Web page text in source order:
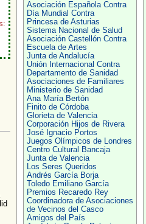
Asociación Española Contra
Día Mundial Contra
Princesa de Asturias
Sistema Nacional de Salud
Asociación Castellón Contra
Escuela de Artes
Junta de Andalucía
Unión Internacional Contra
Departamento de Sanidad
Asociaciones de Familiares
Ministerio de Sanidad
Ana María Bertón
Finito de Córdoba
Glorieta de Valencia
Corporación Hijos de Rivera
José Ignacio Portos
Juegos Olímpicos de Londres
Centro Cultural Bancaja
Junta de Valencia
Los Seres Queridos
Andrés García Borja
Toledo Emiliano García
Premios Recaredo Rey
Coordinadora de Asociaciones
de Vecinos del Casco
Amigos del País